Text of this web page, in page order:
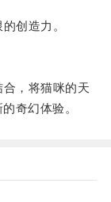
创造力。
，将猫咪的天
奇幻体验。